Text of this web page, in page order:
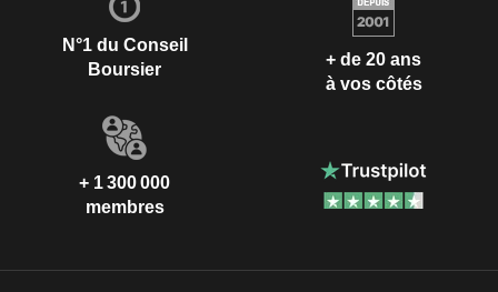
N°1 du Conseil
Boursier
+ de 20 ans
à vos côtés
+ 1 300 000
membres